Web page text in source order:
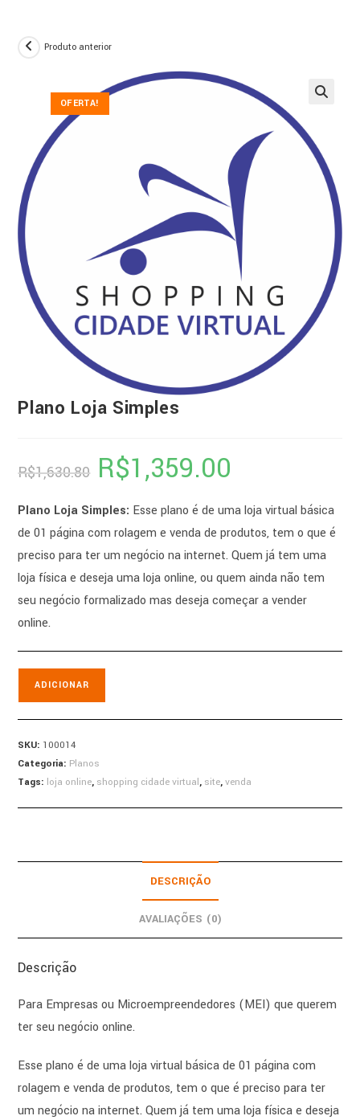
OFERTA!
Produto anterior
Plano Loja Simples
R$1,630.80
O
preço
original
R$1,630.80.
R$1,359.00
R$1,359.00.
Plano Loja Simples: Esse plano é de uma loja virtual básica
de 01 página com rolagem e venda de produtos, tem o que é
preciso para ter um negócio na internet. Quem já tem uma
loja física e deseja uma loja online, ou quem ainda não tem
seu negócio formalizado mas deseja começar a vender
online.
ADICIONAR
SKU: 100014
Categoria: Planos
Tags: loja online, shopping cidade virtual, site,venda
DESCRIÇÃO
AVALIAÇÕES (0)
Descrição
Para Empresas ou Microempreendedores (MEI) que querem
ter seu negócio online.
Esse plano é de uma loja virtual básica de 01 página com
rolagem e venda de produtos, tem o que é preciso para ter
um negócio na internet. Quem já tem uma loja física e deseja